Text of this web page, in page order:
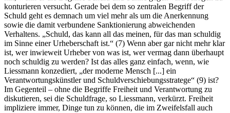
konturieren versucht. Gerade bei dem so zentralen Begriff der
Schuld geht es demnach um viel mehr als um die Anerkennung
sowie die damit verbundene Sanktionierung abweichenden
Verhaltens. „Schuld, das kann all das meinen, für das man schuldig
im Sinne einer Urheberschaft ist.“ (7) Wenn aber gar nicht mehr klar
ist, wer inwieweit Urheber von was ist, wer vermag dann überhaupt
noch schuldig zu werden? Ist das alles ganz einfach, wenn, wie
Liessmann konzediert, „der moderne Mensch [...] ein
Verantwortungskünstler und Schuldverschiebungsstratege“ (9) ist?
Im Gegenteil – ohne die Begriffe Freiheit und Verantwortung zu
diskutieren, sei die Schuldfrage, so Liessmann, verkürzt. Freiheit
impliziere immer, Dinge tun zu können, die im Zweifelsfall auch